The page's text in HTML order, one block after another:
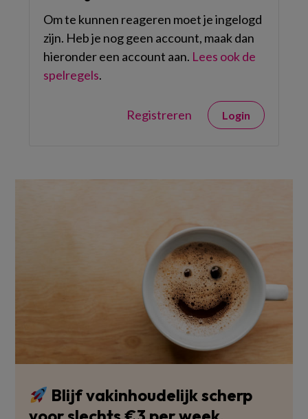
Om te kunnen reageren moet je ingelogd
zijn. Heb je nog geen account, maak dan
hieronder een account aan. Lees ook de
spelregels.
Registreren Login
Blijf vakinhoudelijk scherp